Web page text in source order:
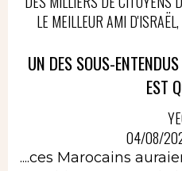
LE MEILLEUR AMI
UN DES SOUS-
EST
04/08/
....ces Marocains